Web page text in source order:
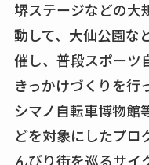
堺ステージなどの大
動して、大仙公園な
催し、普段スポーツ
きっかけづくりを行
シマノ自転車博物館
どを対象にしたプロ
んびり街を巡るサイ